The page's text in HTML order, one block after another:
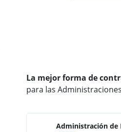
La mejor forma de
para las
Administración de